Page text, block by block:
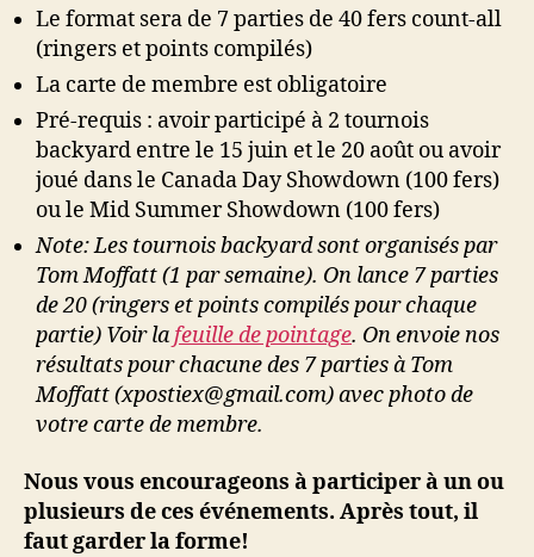
Le format sera de 7 parties de 40 fers count-all
(ringers et points compilés)
La carte de membre est obligatoire
Pré-requis : avoir participé à 2 tournois
backyard entre le 15 juin et le 20 août ou avoir
joué dans le Canada Day Showdown (100 fers)
ou le Mid Summer Showdown (100 fers)
Note: Les tournois backyard sont organisés par
Tom Moffatt (1 par semaine). On lance 7 parties
de 20 (ringers et points compilés pour chaque
partie) Voir lafeuille de pointage. On envoie nos
résultats pour chacune des 7 parties à Tom
Moffatt (xpostiex@gmail.com) avec photo de
votre carte de membre.
Nous vous encourageons à participer à un ou
plusieurs de ces événements. Après tout, il
faut garder la forme!